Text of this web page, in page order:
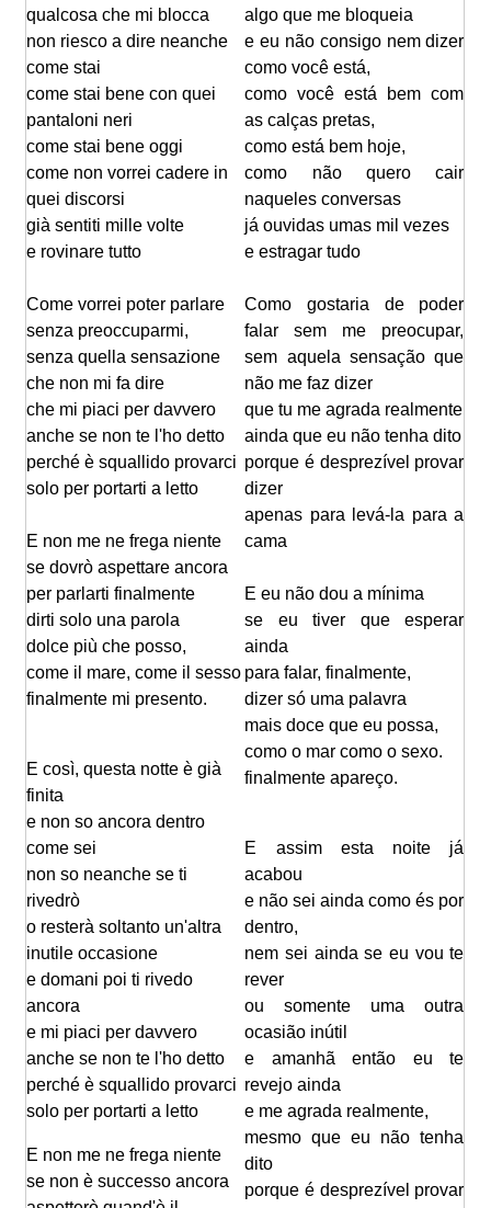
qualcosa che mi blocca
non riesco a dire neanche
come stai
come stai bene con quei
pantaloni neri
come stai bene oggi
come non vorrei cadere in
quei discorsi
già sentiti mille volte
e rovinare tutto
Come vorrei poter parlare
senza preoccuparmi,
senza quella sensazione
che non mi fa dire
che mi piaci per davvero
anche se non te l'ho detto
perché è squallido provarci
solo per portarti a letto
E non me ne frega niente
se dovrò aspettare ancora
per parlarti finalmente
dirti solo una parola
dolce più che posso,
come il mare, come il sesso
finalmente mi presento.
E così, questa notte è già
finita
e non so ancora dentro
come sei
non so neanche se ti
rivedrò
o resterà soltanto un'altra
inutile occasione
e domani poi ti rivedo
ancora
e mi piaci per davvero
anche se non te l'ho detto
perché è squallido provarci
solo per portarti a letto
E non me ne frega niente
se non è successo ancora
algo que me bloqueia
e eu não consigo nem dizer
como você está,
como você está bem com
as calças pretas,
como está bem hoje,
como não quero cair
naqueles conversas
já ouvidas umas mil vezes
e estragar tudo
Como gostaria de poder
falar sem me preocupar,
sem aquela sensação que
não me faz dizer
que tu me agrada realmente
ainda que eu não tenha dito
porque é desprezível provar
dizer
apenas para levá-la para a
cama
E eu não dou a mínima
se eu tiver que esperar
ainda
para falar, finalmente,
dizer só uma palavra
mais doce que eu possa,
como o mar como o sexo.
finalmente apareço.
E assim esta noite já
acabou
e não sei ainda como és por
dentro,
nem sei ainda se eu vou te
rever
ou somente uma outra
ocasião inútil
e amanhã então eu te
revejo ainda
e me agrada realmente,
mesmo que eu não tenha
dito
porque é desprezível provar